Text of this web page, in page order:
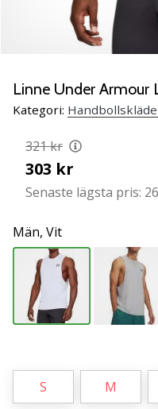
PUMA
NITRO
5
handbollsskorna!
Upptäck
tekniska
uppdateringarna
och
reda
på
om
25. 11. 2024
Linne Under
Kategori:
321 kr
303 kr
Senaste lägsta pris:
Män, Vit
S M